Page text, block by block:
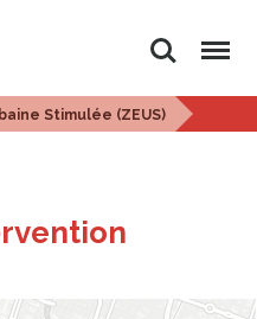
Search Menu
Stimulée (ZEUS)